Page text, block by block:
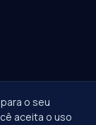
para o seu
aceita o uso